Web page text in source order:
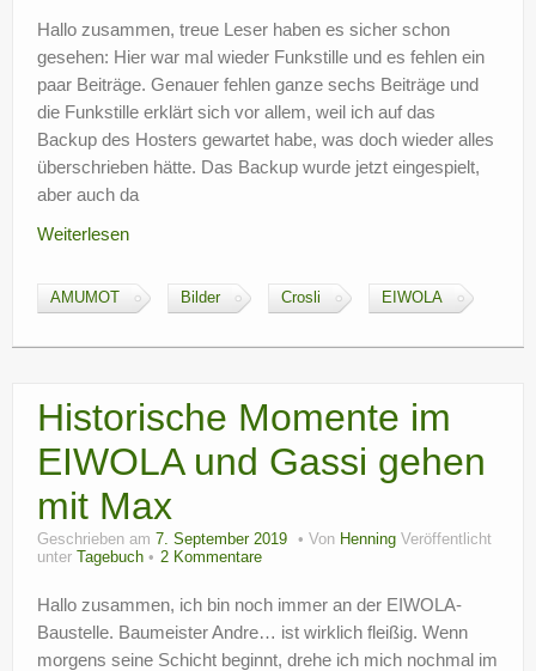
Hallo zusammen, treue Leser haben es sicher schon
gesehen: Hier war mal wieder Funkstille und es fehlen ein
paar Beiträge. Genauer fehlen ganze sechs Beiträge und
die Funkstille erklärt sich vor allem, weil ich auf das
Backup des Hosters gewartet habe, was doch wieder alles
überschrieben hätte. Das Backup wurde jetzt eingespielt,
aber auch da
Weiterlesen
AMUMOT Bilder Crosli EIWOLA
Historische Momente im
EIWOLA und Gassi gehen
mit Max
Geschrieben am 7. September 2019 Von Henning Veröffentlicht
unter
Tagebuch 2 Kommentare
Hallo zusammen, ich bin noch immer an der EIWOLA-
Baustelle. Baumeister Andre… ist wirklich fleißig. Wenn
morgens seine Schicht beginnt, drehe ich mich nochmal im